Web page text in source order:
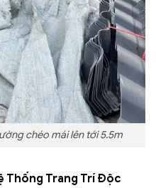
chéo mái lên tới 5.5m
Thống Trang Trí Độc